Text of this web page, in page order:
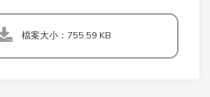
檔案大小：755.59 KB